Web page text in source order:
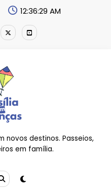
12:36:30 AM
novos destinos. Passeios,
em família.